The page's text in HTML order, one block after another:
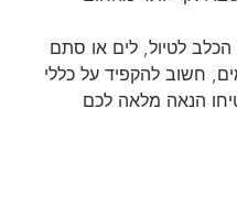
לטיול, לים או סתם
חשוב להקפיד על כללי
הנאה מלאה לכם